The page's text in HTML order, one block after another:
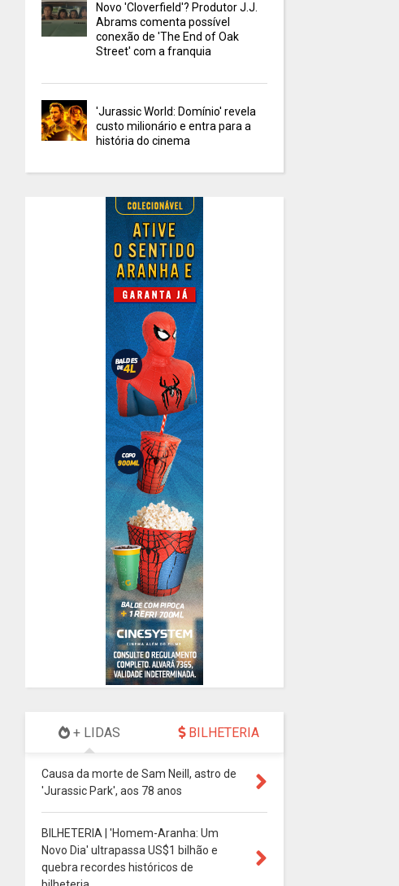
Novo 'Cloverfield'? Produtor J.J.
Abrams comenta possível
conexão de 'The End of Oak
Street' com a franquia
'Jurassic World: Domínio' revela
custo milionário e entra para a
história do cinema
+ LIDAS BILHETERIA
Causa da morte de Sam Neill, astro de
'Jurassic Park', aos 78 anos
BILHETERIA | 'Homem-Aranha: Um
Novo Dia' ultrapassa US$1 bilhão e
quebra recordes históricos de